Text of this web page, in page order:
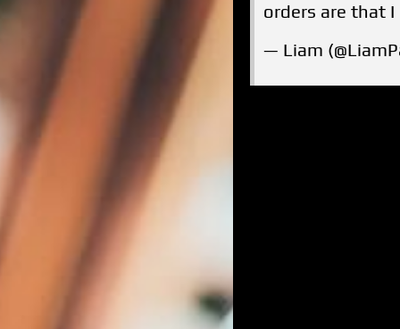
orders are that
— Liam